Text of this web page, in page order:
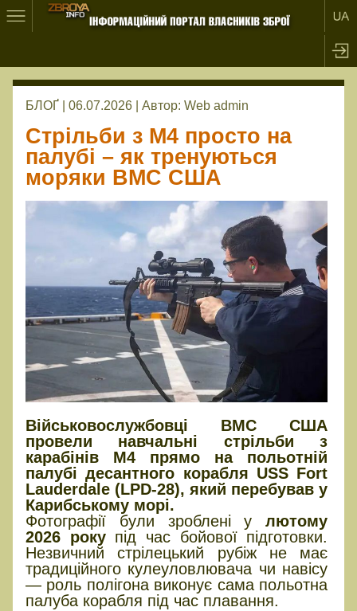
БЛОҐ | 06.07.2026 | Автор: Web admin
Стрільби з М4 просто на
палубі – як тренуються
моряки ВМС США
Військовослужбовці ВМС США
провели навчальні стрільби з
карабінів M4 прямо на польотній
палубі десантного корабля USS Fort
Lauderdale (LPD-28), який перебував у
Карибському морі.
Фотографії були зроблені улютому
2026 рокупід час бойової підготовки.
Незвичний стрілецький рубіж не має
традиційного кулеуловлювача чи навісу
— роль полігона виконує сама польотна
палуба корабля під час плавання.